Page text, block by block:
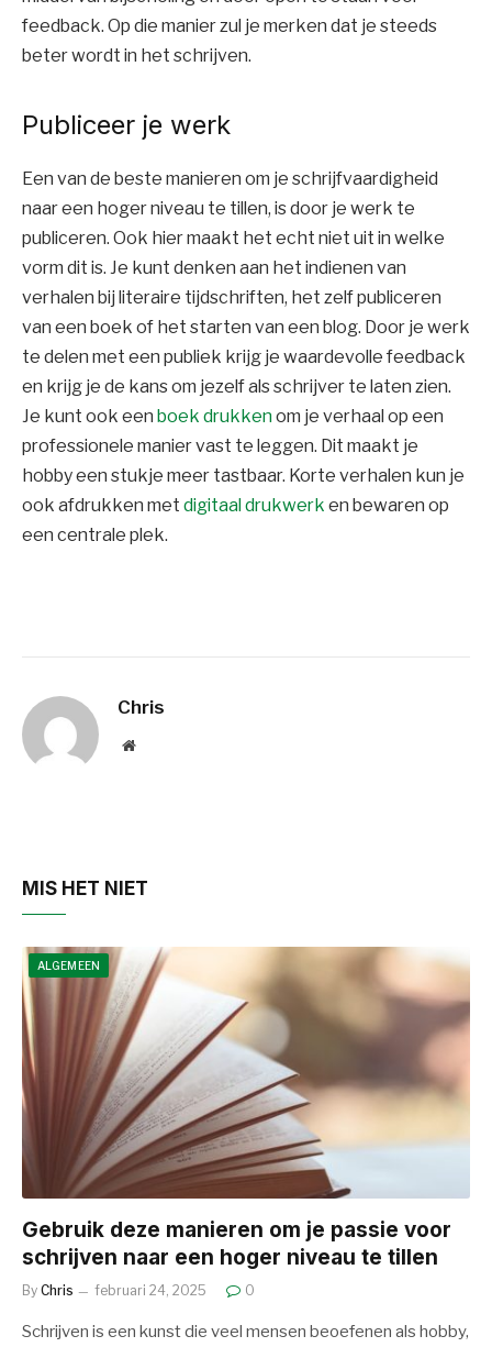
feedback. Op die manier zul je merken dat je steeds
beter wordt in het schrijven.
Publiceer je werk
Een van de beste manieren om je schrijfvaardigheid
naar een hoger niveau te tillen, is door je werk te
publiceren. Ook hier maakt het echt niet uit in welke
vorm dit is. Je kunt denken aan het indienen van
verhalen bij literaire tijdschriften, het zelf publiceren
van een boek of het starten van een blog. Door je werk
te delen met een publiek krijg je waardevolle feedback
en krijg je de kans om jezelf als schrijver te laten zien.
Je kunt ook een boek drukkenom je verhaal op een
professionele manier vast te leggen. Dit maakt je
hobby een stukje meer tastbaar. Korte verhalen kun je
ook afdrukken met digitaal drukwerk en bewaren op
een centrale plek.
Chris
Website
MIS HET NIET
ALGEMEEN
Gebruik deze manieren om je passie voor
schrijven naar een hoger niveau te tillen
By Chris februari 24, 2025 0
Schrijven is een kunst die veel mensen beoefenen als hobby,